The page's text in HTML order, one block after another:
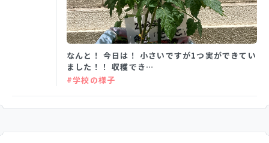
なんと！ 今日は！ 小さいですが1つ実ができてい
ました！！ 収穫でき…
#学校の様子